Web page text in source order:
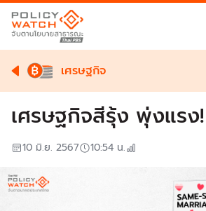
เศรษฐกิจ
เศรษฐกิจสีรุ้ง พุ่งแรง!
10 มิ.ย. 2567 10:54 น.